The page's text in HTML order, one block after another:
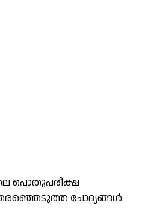
പൊതുപരീക്ഷ
ചോദ്യങ്ങൾ